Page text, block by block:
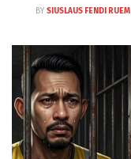
BY SIUSLAUS FENDI RUEM